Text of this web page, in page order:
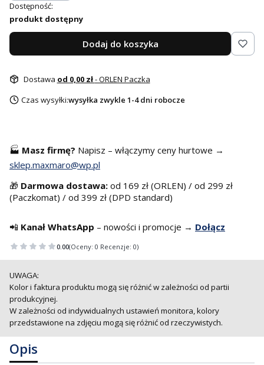
Dostępność:
produkt dostępny
Dodaj do koszyka
Dostawa od 0,00 zł- ORLEN Paczka
Czas wysyłki:wysyłka zwykle 1-4 dni robocze
🏭 Masz firmę? Napisz – włączymy ceny hurtowe →
sklep.maxmaro@wp.pl
🎁 Darmowa dostawa: od 169 zł (ORLEN) / od 299 zł
(Paczkomat) / od 399 zł (DPD standard)
📲 Kanał WhatsApp – nowości i promocje → Dołącz
0.00(Oceny: 0 Recenzje: 0)
UWAGA:
Kolor i faktura produktu mogą się różnić w zależności od partii
produkcyjnej.
W zależności od indywidualnych ustawień monitora, kolory
przedstawione na zdjęciu mogą się różnić od rzeczywistych.
Opis